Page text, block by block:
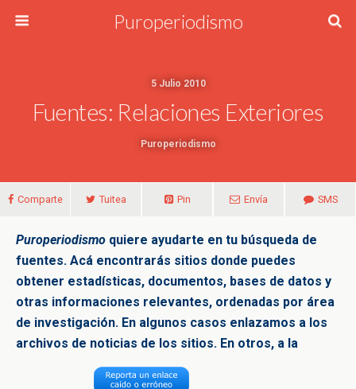
Puroperiodismo
5 Julio 2010
Fuentes: Relaciones Exteriores
Puroperiodismo
Comparte Tuitea Pin Envía SMS
Puroperiodismo quiere ayudarte en tu búsqueda de
fuentes. Acá encontrarás sitios donde puedes
obtener estadísticas, documentos, bases de datos y
otras informaciones relevantes, ordenadas por área
de investigación. En algunos casos enlazamos a los
archivos de noticias de los sitios. En otros, a la